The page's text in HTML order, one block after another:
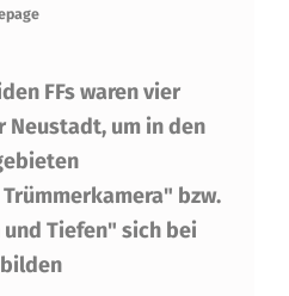
FFs waren vier
Neustadt, um in den
bzw.
Tiefen" sich bei